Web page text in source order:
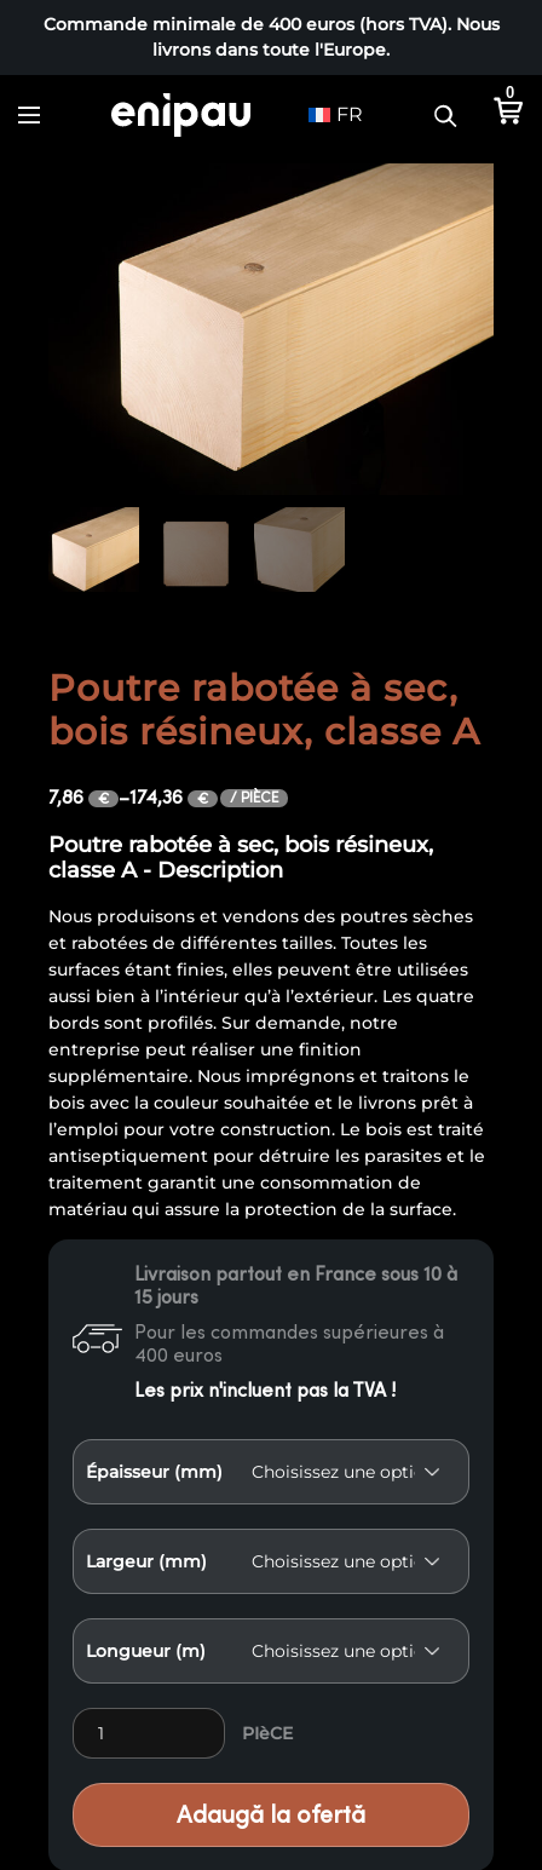
Commande minimale de 400 euros (hors TVA). Nous
livrons dans toute l'Europe.
FR
0
Poutre rabotée à sec,
bois résineux, classe A
7,86 € –174,36 € / PIÈCE
Poutre rabotée à sec, bois résineux,
classe A - Description
Nous produisons et vendons des poutres sèches
et rabotées de différentes tailles. Toutes les
surfaces étant finies, elles peuvent être utilisées
aussi bien à l’intérieur qu’à l’extérieur. Les quatre
bords sont profilés. Sur demande, notre
entreprise peut réaliser une finition
supplémentaire. Nous imprégnons et traitons le
bois avec la couleur souhaitée et le livrons prêt à
l’emploi pour votre construction. Le bois est traité
antiseptiquement pour détruire les parasites et le
traitement garantit une consommation de
matériau qui assure la protection de la surface.
Livraison partout en France sous 10 à
15 jours
Pour les commandes supérieures à
400 euros
Les prix n'incluent pas la TVA !
Épaisseur (mm)
Largeur (mm)
Longueur (m)
Poutre rabotée à sec, bois résineux, classe A quantity
PIèCE
Adaugă la ofertă